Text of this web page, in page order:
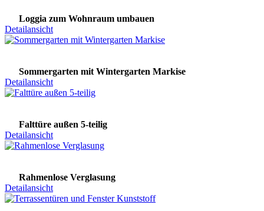
Loggia zum Wohnraum umbauen
Detailansicht
Sommergarten mit Wintergarten Markise
Detailansicht
Falttüre außen 5-teilig
Detailansicht
Rahmenlose Verglasung
Detailansicht